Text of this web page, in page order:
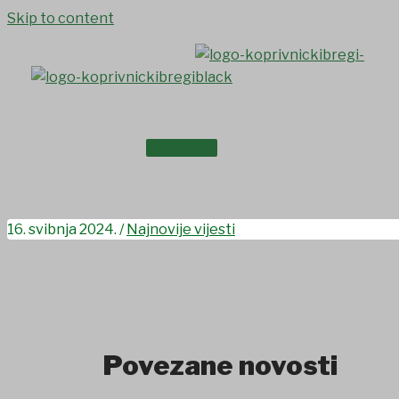
Skip to content
Posudionica medicinskih
16. svibnja 2024. /Najnovije vijesti
Povezane novosti